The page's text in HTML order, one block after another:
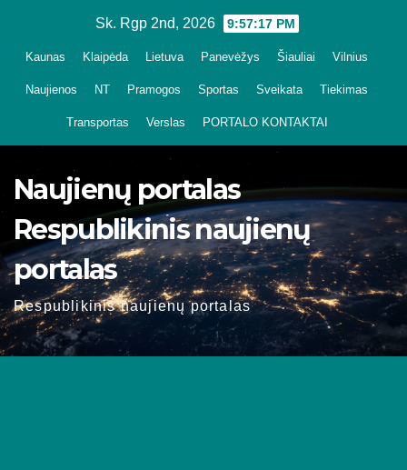
Sk. Rgp 2nd, 2026 9:57:19 PM
Kaunas Klaipėda Lietuva Panevėžys Šiauliai Vilnius
Naujienos NT Pramogos Sportas Sveikata Tiekimas
Transportas Verslas PORTALO KONTAKTAI
Naujienų portalas
Respublikinis naujienų
portalas
Respublikinis naujienų portalas